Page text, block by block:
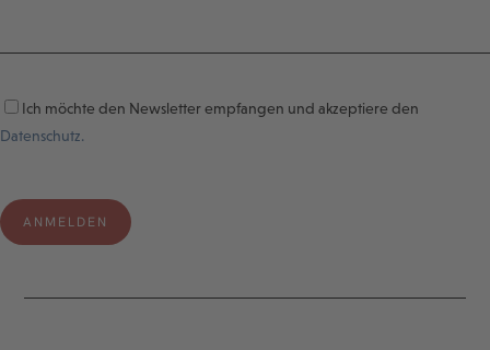
Ich möchte den Newsletter empfangen und akzeptiere den
Datenschutz.